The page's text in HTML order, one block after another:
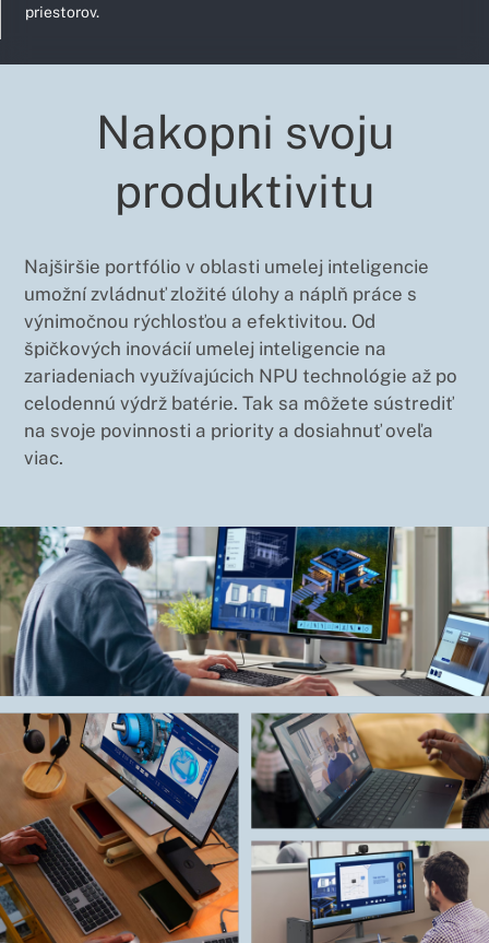
priestorov.
Nakopni svoju
produktivitu
Najširšie portfólio v oblasti umelej inteligencie
umožní zvládnuť zložité úlohy a náplň práce s
výnimočnou rýchlosťou a efektivitou. Od
špičkových inovácií umelej inteligencie na
zariadeniach využívajúcich NPU technológie až po
celodennú výdrž batérie. Tak sa môžete sústrediť
na svoje povinnosti a priority a dosiahnuť oveľa
viac.